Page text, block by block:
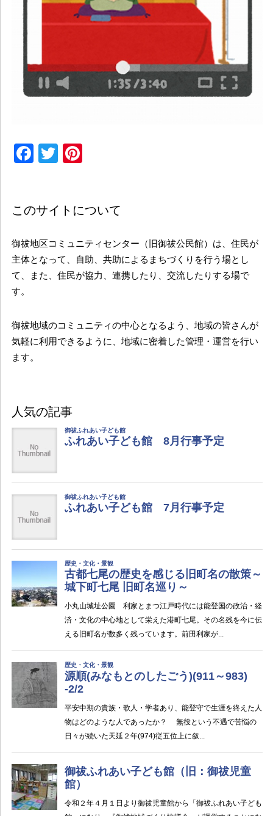
Facebook
Twitter
このサイトについて
御祓地区コミュニティセンター（旧御祓公民館）は、住民が
主体となって、自助、共助によるまちづくりを行う場とし
て、また、住民が協力、連携したり、交流したりする場で
す。
御祓地域のコミュニティの中心となるよう、地域の皆さんが
気軽に利用できるように、地域に密着した管理・運営を行い
ます。
人気の記事